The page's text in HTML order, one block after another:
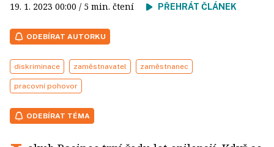
19. 1. 2023 00:00 / 5 min. čtení PŘEHRÁT ČLÁNEK
ODEBÍRAT AUTORKU
diskriminace zaměstnavatel zaměstnanec
pracovní pohovor
ODEBÍRAT TÉMA